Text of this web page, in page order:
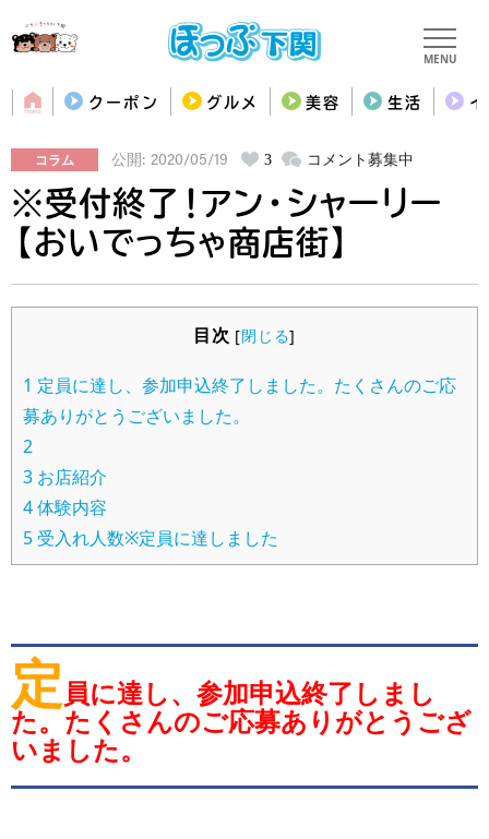
MENU
クーポン グルメ 美容 生活
コラム 公開: 2020/05/19 3 コメント募集中
※受付終了！アン・シャーリー
【おいでっちゃ商店街】
目次 [閉じる]
1 定員に達し、参加申込終了しました。たくさんのご応
募ありがとうございました。
2
3 お店紹介
4体験内容
5 受入れ人数※定員に達しました
定員に達し、参加申込終了しまし
た。たくさんのご応募ありがとうござ
いました。